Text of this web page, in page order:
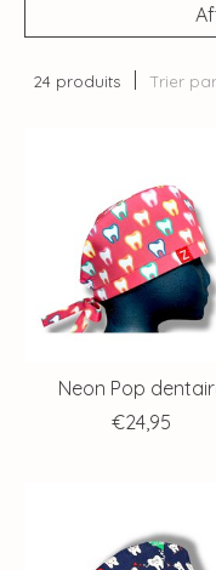
24 produits Trier par
Neon Pop
€24,95